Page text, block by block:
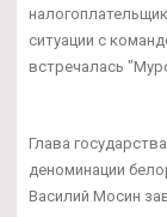
ситуации с
встречалась
Глава
деноминации
Василий Мосин